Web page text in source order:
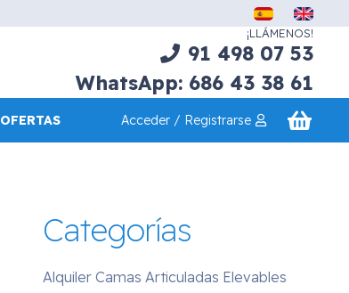
¡LLÁMENOS!
91 498 07 53
WhatsApp: 686 43 38 61
OFERTAS Acceder / Registrarse
Categorías
Alquiler Camas Articuladas Elevables